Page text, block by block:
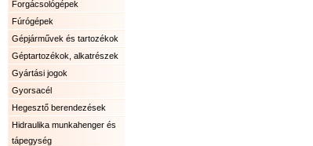
Forgácsológépek
Fúrógépek
Gépjárművek és tartozékok
Géptartozékok, alkatrészek
Gyártási jogok
Gyorsacél
Hegesztő berendezések
Hidraulika munkahenger és
tápegység